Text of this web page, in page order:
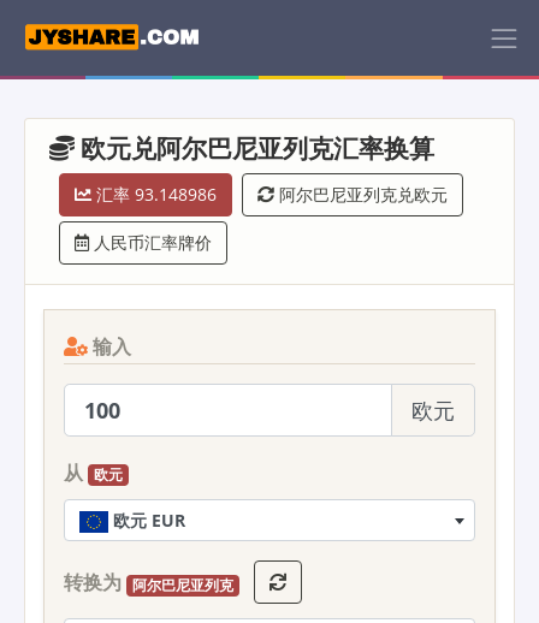
欧元兑阿尔巴尼亚列克汇率换算
汇率 93.148986 阿尔巴尼亚列克兑欧元
人民币汇率牌价
输入
欧元
从 欧元
欧元 EUR
转换为 阿尔巴尼亚列克